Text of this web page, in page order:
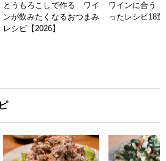
とうもろこしで作る ワイ
ンが飲みたくなるおつまみ
レシピ【2026】
ワインに合う
ったレシピ18